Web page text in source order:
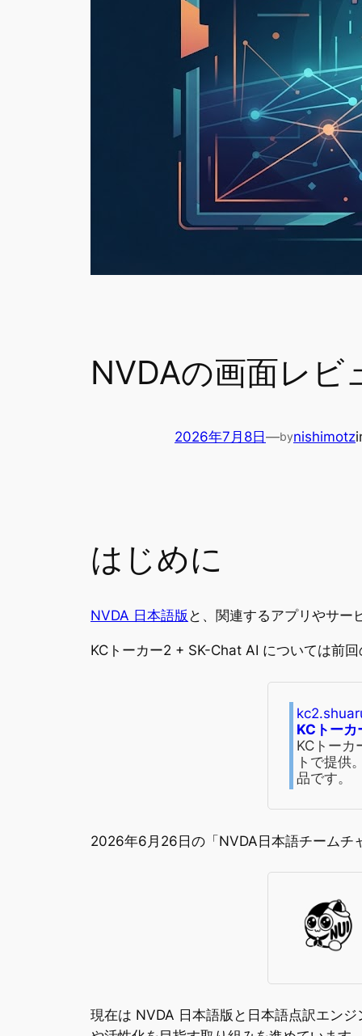
NVDAの画面レビ
2026年7月8日 —bynishimotz
はじめに
NVDA 日本語版 と、関連するアプリやサー
KCトーカー2 + SK-Chat AI については前回
KCトー
KCトーカ
トで提供
品です。
2026年6月26日の「NVDA日本語チームチ
現在は NVDA 日本語版と日本語点訳エン